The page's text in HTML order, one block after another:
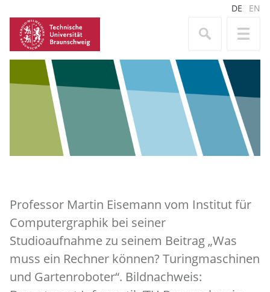
DE EN
Professor Martin Eisemann vom Institut für
Computergraphik bei seiner
Studioaufnahme zu seinem Beitrag „Was
muss ein Rechner können? Turingmaschinen
und Gartenroboter“. Bildnachweis: